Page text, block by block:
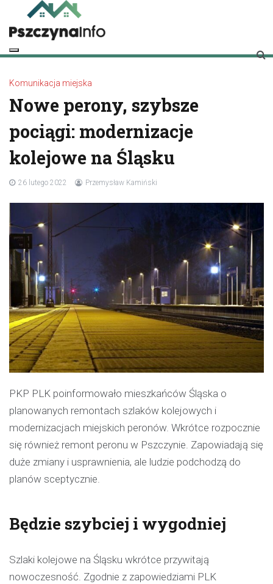
content
pszczynainfo.pl
Twoje źródło informacji o Pszczynie
Komunikacja miejska
Nowe perony, szybsze
pociągi: modernizacje
kolejowe na Śląsku
26 lutego 2022 Przemysław Kamiński
PKP PLK poinformowało mieszkańców Śląska o
planowanych remontach szlaków kolejowych i
modernizacjach miejskich peronów. Wkrótce rozpocznie
się również remont peronu w Pszczynie. Zapowiadają się
duże zmiany i usprawnienia, ale ludzie podchodzą do
planów sceptycznie.
Będzie szybciej i wygodniej
Szlaki kolejowe na Śląsku wkrótce przywitają
nowoczesność. Zgodnie z zapowiedziami PLK